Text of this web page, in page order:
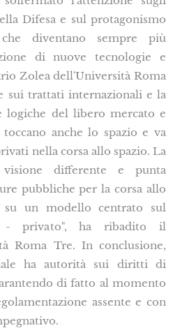
Difesa e sul protagonismo
diventano sempre più
di nuove tecnologie e
Zolea dell'Università Roma
sui trattati internazionali e la
logiche del libero mercato e
anche lo spazio e va
nella corsa allo spazio. La
differente e punta
pubbliche per la corsa allo
su un modello centrato sul
- privato", ha ribadito il
Roma Tre. In conclusione,
ha autorità sui diritti di
di fatto al momento
assente e con